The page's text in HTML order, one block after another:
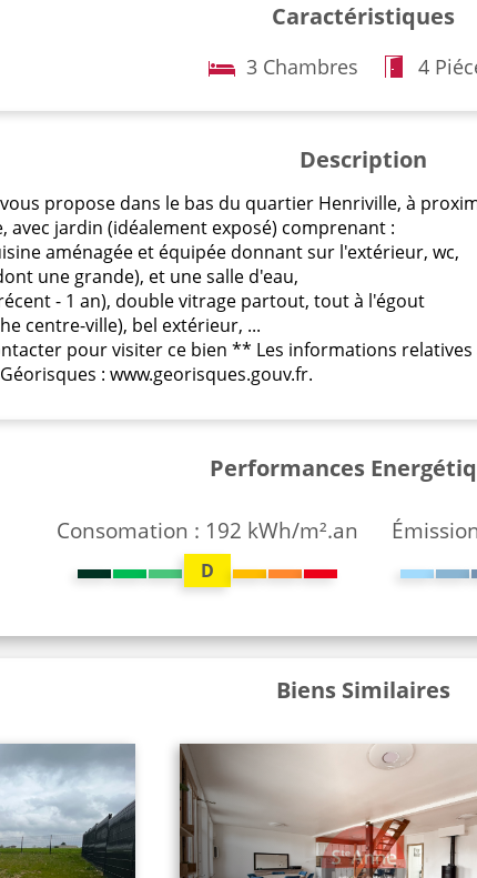
Caractéristiques
3 Chambres 4
Description
propose dans le bas du quartier Henriville, à
avec jardin (idéalement exposé) comprenant :
aménagée et équipée donnant sur l'extérieur, wc,
une grande), et une salle d'eau,
- 1 an), double vitrage partout, tout à l'égout
centre-ville), bel extérieur, ...
pour visiter ce bien ** Les informations
: www.georisques.gouv.fr.
Performances
Consomation : 192 kWh/m².an
D
Biens Similaires